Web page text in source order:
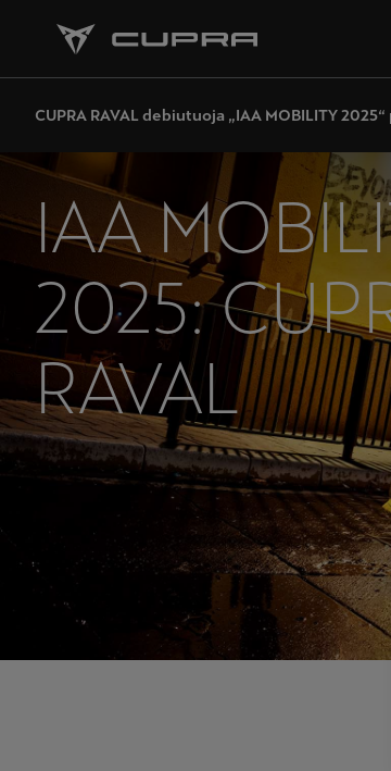
CUPRA RAVAL debiutuoja „IAA MOBILITY
IAA
2025:
RAVAL